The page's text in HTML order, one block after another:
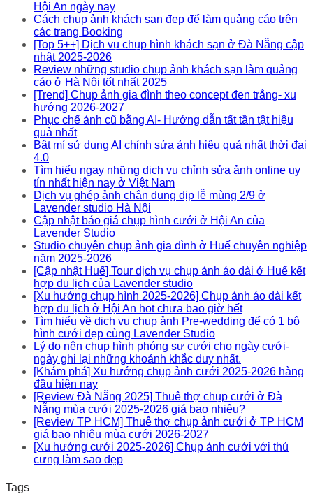
Hội An ngày nay
Cách chụp ảnh khách sạn đẹp để làm quảng cáo trên
các trang Booking
[Top 5++] Dịch vụ chụp hình khách sạn ở Đà Nẵng cập
nhật 2025-2026
Review những studio chụp ảnh khách sạn làm quảng
cáo ở Hà Nội tốt nhất 2025
[Trend] Chụp ảnh gia đình theo concept đen trắng- xu
hướng 2026-2027
Phục chế ảnh cũ bằng AI- Hướng dẫn tất tần tật hiệu
quả nhất
Bật mí sử dụng AI chỉnh sửa ảnh hiệu quả nhất thời đại
4.0
Tìm hiểu ngay những dịch vụ chỉnh sửa ảnh online uy
tín nhất hiện nay ở Việt Nam
Dịch vụ ghép ảnh chân dung dịp lễ mùng 2/9 ở
Lavender studio Hà Nội
Cập nhật báo giá chụp hình cưới ở Hội An của
Lavender Studio
Studio chuyên chụp ảnh gia đình ở Huế chuyên nghiệp
năm 2025-2026
[Cập nhật Huế] Tour dịch vụ chụp ảnh áo dài ở Huế kết
hợp du lịch của Lavender studio
[Xu hướng chụp hình 2025-2026] Chụp ảnh áo dài kết
hợp du lịch ở Hội An hot chưa bao giờ hết
Tìm hiểu về dịch vụ chụp ảnh Pre-wedding để có 1 bộ
hình cưới đẹp cùng Lavender Studio
Lý do nên chụp hình phóng sự cưới cho ngày cưới-
ngày ghi lại những khoảnh khắc duy nhất.
[Khám phá] Xu hướng chụp ảnh cưới 2025-2026 hàng
đầu hiện nay
[Review Đà Nẵng 2025] Thuê thợ chụp cưới ở Đà
Nẵng mùa cưới 2025-2026 giá bao nhiêu?
[Review TP HCM] Thuê thợ chụp ảnh cưới ở TP HCM
giá bao nhiêu mùa cưới 2026-2027
[Xu hướng cưới 2025-2026] Chụp ảnh cưới với thú
cưng làm sao đẹp
Tags